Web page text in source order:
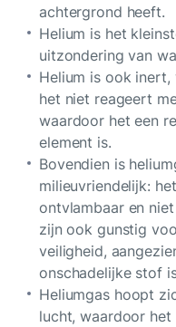
achtergrond heeft.
Helium is het
uitzondering van
Helium is ook
het niet reageert
waardoor het een
element is.
Bovendien is
milieuvriendelijk:
ontvlambaar en
zijn ook gunstig
veiligheid,
onschadelijke stof
Heliumgas hoopt
lucht, waardoor